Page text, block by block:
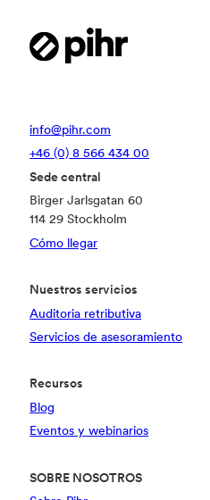
info@pihr.com
+46 (0) 8 566 434 00
Sede central
Birger Jarlsgatan 60
114 29 Stockholm
Cómo llegar
Nuestros servicios
Auditoria retributiva
Servicios de asesoramiento
Recursos
Blog
Eventos y webinarios
SOBRE NOSOTROS